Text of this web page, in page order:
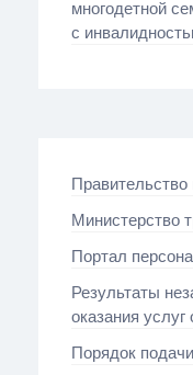
многодетной
с
Правительство
Министерство
Портал
Результаты
оказания
Порядок